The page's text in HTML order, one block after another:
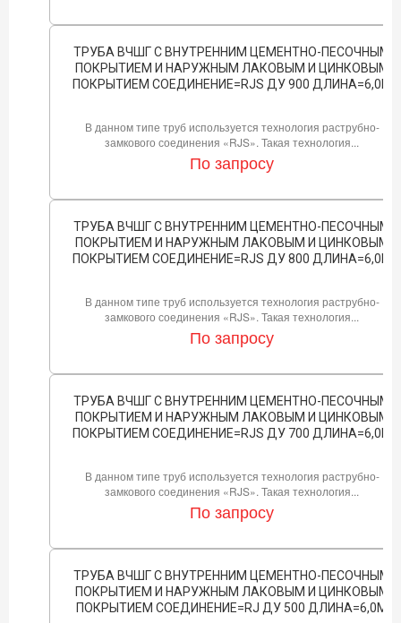
ТРУБА ВЧШГ С ВНУТРЕННИМ ЦЕМЕНТНО-ПЕСОЧНЫМ
ПОКРЫТИЕМ И НАРУЖНЫМ ЛАКОВЫМ И ЦИНКОВЫМ
ПОКРЫТИЕМ СОЕДИНЕНИЕ=RJS ДУ 900 ДЛИНА=6,0М
В данном типе труб используется технология раструбно-
замкового соединения «RJS». Такая технология...
По запросу
ТРУБА ВЧШГ С ВНУТРЕННИМ ЦЕМЕНТНО-ПЕСОЧНЫМ
ПОКРЫТИЕМ И НАРУЖНЫМ ЛАКОВЫМ И ЦИНКОВЫМ
ПОКРЫТИЕМ СОЕДИНЕНИЕ=RJS ДУ 800 ДЛИНА=6,0М
В данном типе труб используется технология раструбно-
замкового соединения «RJS». Такая технология...
По запросу
ТРУБА ВЧШГ С ВНУТРЕННИМ ЦЕМЕНТНО-ПЕСОЧНЫМ
ПОКРЫТИЕМ И НАРУЖНЫМ ЛАКОВЫМ И ЦИНКОВЫМ
ПОКРЫТИЕМ СОЕДИНЕНИЕ=RJS ДУ 700 ДЛИНА=6,0М
В данном типе труб используется технология раструбно-
замкового соединения «RJS». Такая технология...
По запросу
ТРУБА ВЧШГ С ВНУТРЕННИМ ЦЕМЕНТНО-ПЕСОЧНЫМ
ПОКРЫТИЕМ И НАРУЖНЫМ ЛАКОВЫМ И ЦИНКОВЫМ
ПОКРЫТИЕМ СОЕДИНЕНИЕ=RJ ДУ 500 ДЛИНА=6,0М